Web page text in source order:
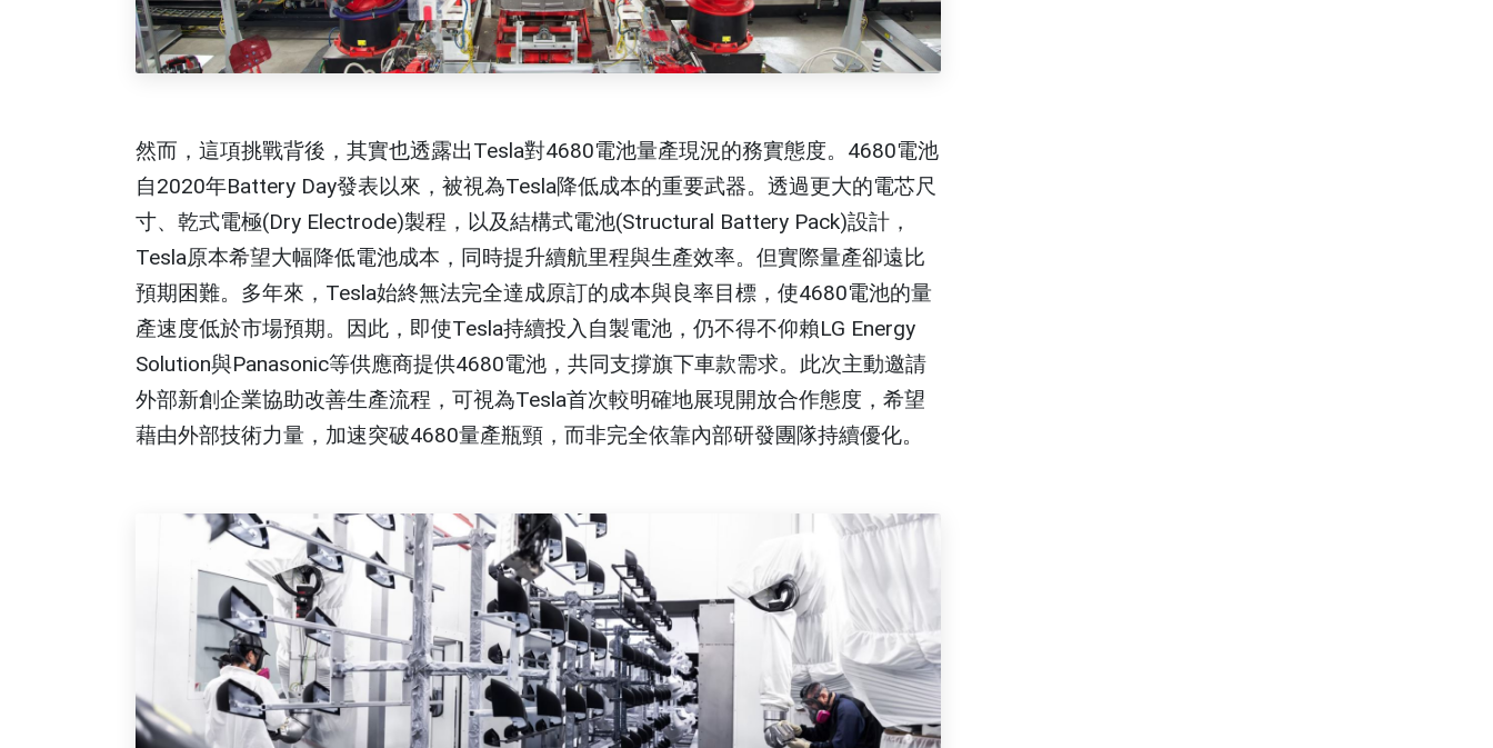
然而，這項挑戰背後，其實也透露出Tesla對4680電池量產現況的務實態度。4680電池
自2020年Battery Day發表以來，被視為Tesla降低成本的重要武器。透過更大的電芯尺
寸、乾式電極(Dry Electrode)製程，以及結構式電池(Structural Battery Pack)設計，
Tesla原本希望大幅降低電池成本，同時提升續航里程與生產效率。但實際量產卻遠比
預期困難。多年來，Tesla始終無法完全達成原訂的成本與良率目標，使4680電池的量
產速度低於市場預期。因此，即使Tesla持續投入自製電池，仍不得不仰賴LG Energy
Solution與Panasonic等供應商提供4680電池，共同支撐旗下車款需求。此次主動邀請
外部新創企業協助改善生產流程，可視為Tesla首次較明確地展現開放合作態度，希望
藉由外部技術力量，加速突破4680量產瓶頸，而非完全依靠內部研發團隊持續優化。